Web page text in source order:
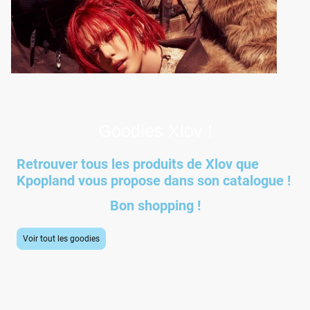
Retrouver tous les produits de Xlov que
Kpopland vous propose dans son catalogue !
Bon shopping !
Voir tout les goodies